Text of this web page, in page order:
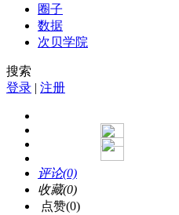
圈子
数据
次贝学院
搜索
登录 | 注册
评论(0)
收藏(0)
点赞(0)